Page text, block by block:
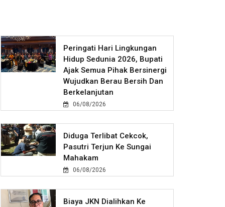
Peringati Hari Lingkungan
Hidup Sedunia 2026, Bupati
Ajak Semua Pihak Bersinergi
Wujudkan Berau Bersih Dan
Berkelanjutan
06/08/2026
Diduga Terlibat Cekcok,
Pasutri Terjun Ke Sungai
Mahakam
06/08/2026
Biaya JKN Dialihkan Ke